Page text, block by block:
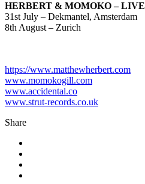
HERBERT & MOMOKO – LIVE
31st July – Dekmantel, Amsterdam
8th August – Zurich
https://www.matthewherbert.com
www.momokogill.com
www.accidental.co
www.strut-records.co.uk
Share